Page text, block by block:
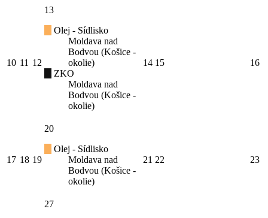
10 11 12
13
Olej - Sídlisko
Moldava nad
Bodvou (Košice -
okolie)
ZKO
Moldava nad
Bodvou (Košice -
okolie)
14 15 16
17 18 19
20
Olej - Sídlisko
Moldava nad
Bodvou (Košice -
okolie)
21 22 23
27